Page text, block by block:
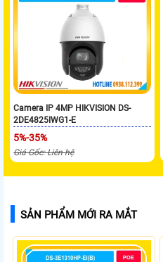
Camera IP 4MP HIKVISION DS-
2DE4825IWG1-E
5%-35%
Giá Gốc: Liên hệ
SẢN PHẨM MỚI RA MẮT